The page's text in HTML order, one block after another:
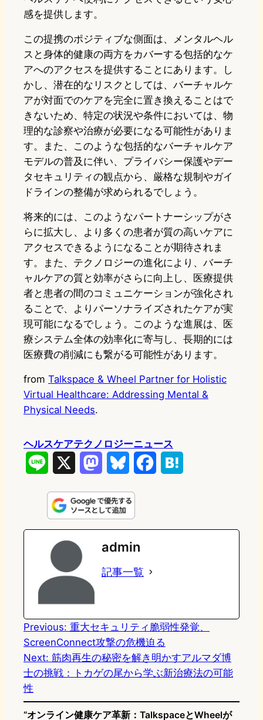
感を提供します。
この提携のポジティブな側面は、メンタルヘル
スと身体的健康の両方をカバーする包括的なケ
アへのアクセスを提供することにあります。し
かし、潜在的なリスクとしては、バーチャルケ
アが対面でのケアを完全に置き換えることはで
きないため、特定の状況や条件においては、物
理的な診察や治療が必要になる可能性がありま
す。また、このような包括的なバーチャルケア
モデルの普及に伴い、プライバシー保護やデー
タセキュリティの観点から、厳格な規制やガイ
ドラインの整備が求められるでしょう。
将来的には、このようなパートナーシップがさ
らに拡大し、より多くの患者が質の高いケアに
アクセスできるようになることが期待されま
す。また、テクノロジーの進化により、バーチ
ャルケアの質と効率がさらに向上し、医療提供
者と患者の間のコミュニケーションが強化され
ることで、よりパーソナライズされたケアが実
現可能になるでしょう。このような進展は、医
療システム全体の効率化に寄与し、長期的には
医療費の削減にも繋がる可能性があります。
from Talkspace & Wheel Partner for Holistic
Virtual Healthcare: Addressing Mental &
Physical Needs.
ヘルスケアテクノロジーニュース
n
e
s
t
o
d
n
u
e
s
k
e
k
e
admin
記事一覧
Previous: 重大セキュリティ脆弱性発覚、
ScreenConnect攻撃の危機迫る
Next: 筋肉再生の秘密を解き明かすアルマダ博
士の挑戦：トカゲの尾から学ぶ新治療法の可能
性
“オンライン健康ケア革新：TalkspaceとWheelが